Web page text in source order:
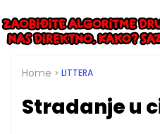
Home LITTERA
Stradanje u